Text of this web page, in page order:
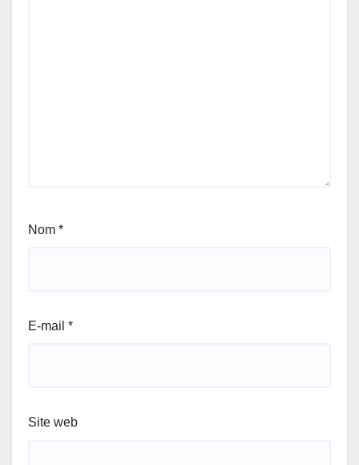
Nom *
E-mail *
Site web